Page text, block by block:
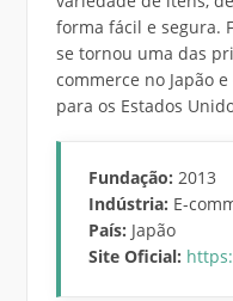
forma fácil e segura.
se tornou uma das
commerce no Japão
para os Estados
Fundação: 2013
Indústria: E-
País: Japão
Site Oficial: